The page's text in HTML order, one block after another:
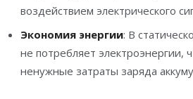
воздействием электрического
Экономия энергии: В
не потребляет электроэнергии,
ненужные затраты заряда